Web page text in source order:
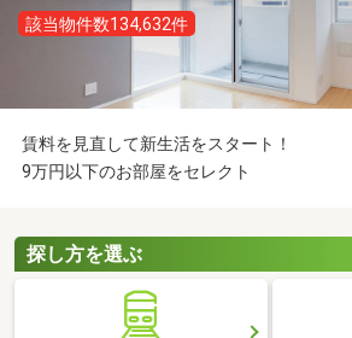
該当物件数134,632件
賃料を見直して新生活をスタート！
9万円以下のお部屋をセレクト
探し方を選ぶ